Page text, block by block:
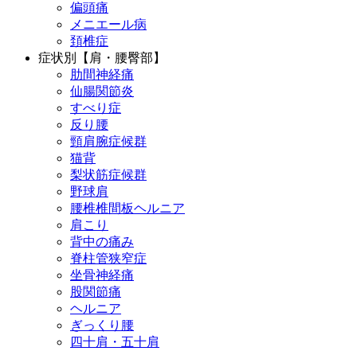
偏頭痛
メニエール病
頚椎症
症状別【肩・腰臀部】
肋間神経痛
仙腸関節炎
すべり症
反り腰
頸肩腕症候群
猫背
梨状筋症候群
野球肩
腰椎椎間板ヘルニア
肩こり
背中の痛み
脊柱管狭窄症
坐骨神経痛
股関節痛
ヘルニア
ぎっくり腰
四十肩・五十肩